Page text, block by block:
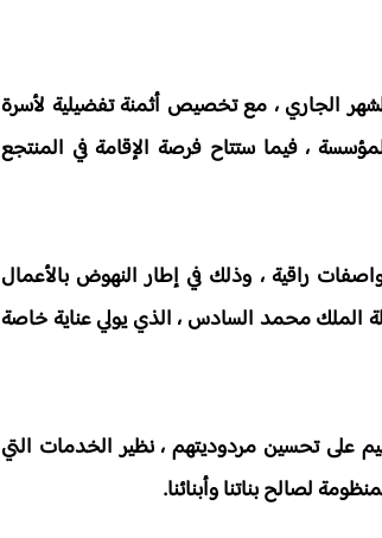
المنتجع رسميا في استقبال الزوار ، ابتداء من 15 من الشهر الجاري ، مع تخصيص أثمنة تفضيلية لأسرة
، فيما ستتاح فرصة الإقامة في المنتجع
راقية ، وذلك في إطار النهوض بالأعمال
الملك محمد السادس ، الذي يولي عناية خاصة
على تحسين مردوديتهم ، نظير الخدمات التي
لصالح بناتنا وأبنائنا.